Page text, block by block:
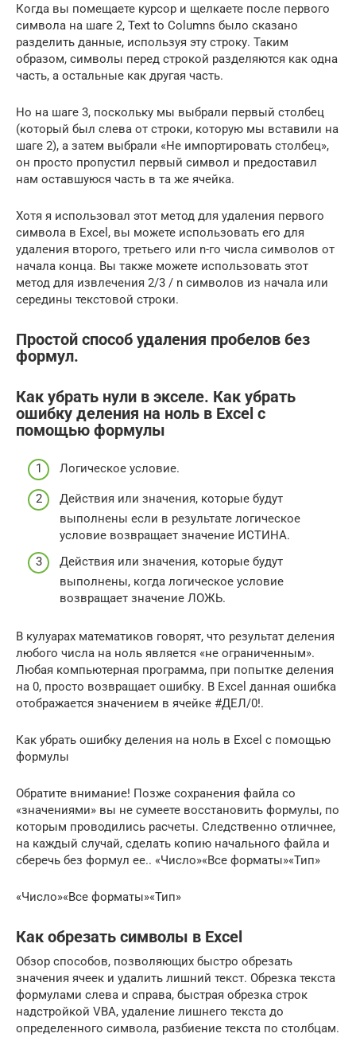
Когда вы помещаете курсор и щелкаете после первого
символа на шаге 2, Text to Columns было сказано
разделить данные, используя эту строку. Таким
образом, символы перед строкой разделяются как одна
часть, а остальные как другая часть.
Но на шаге 3, поскольку мы выбрали первый столбец
(который был слева от строки, которую мы вставили на
шаге 2), а затем выбрали «Не импортировать столбец»,
он просто пропустил первый символ и предоставил
нам оставшуюся часть в та же ячейка.
Хотя я использовал этот метод для удаления первого
символа в Excel, вы можете использовать его для
удаления второго, третьего или n-го числа символов от
начала конца. Вы также можете использовать этот
метод для извлечения 2/3 / n символов из начала или
середины текстовой строки.
Простой способ удаления пробелов без
формул.
Как убрать нули в экселе. Как убрать
ошибку деления на ноль в Excel с
помощью формулы
Логическое условие.
Действия или значения, которые будут
выполнены если в результате логическое
условие возвращает значение ИСТИНА.
Действия или значения, которые будут
выполнены, когда логическое условие
возвращает значение ЛОЖЬ.
В кулуарах математиков говорят, что результат деления
любого числа на ноль является «не ограниченным».
Любая компьютерная программа, при попытке деления
на 0, просто возвращает ошибку. В Excel данная ошибка
отображается значением в ячейке #ДЕЛ/0!.
Как убрать ошибку деления на ноль в Excel с помощью
формулы
Обратите внимание! Позже сохранения файла со
«значениями» вы не сумеете восстановить формулы, по
которым проводились расчеты. Следственно отличнее,
на каждый случай, сделать копию начального файла и
сберечь без формул ее.. «Число»«Все форматы»«Тип»
«Число»«Все форматы»«Тип»
Как обрезать символы в Excel
Обзор способов, позволяющих быстро обрезать
значения ячеек и удалить лишний текст. Обрезка текста
формулами слева и справа, быстрая обрезка строк
надстройкой VBA, удаление лишнего текста до
определенного символа, разбиение текста по столбцам.